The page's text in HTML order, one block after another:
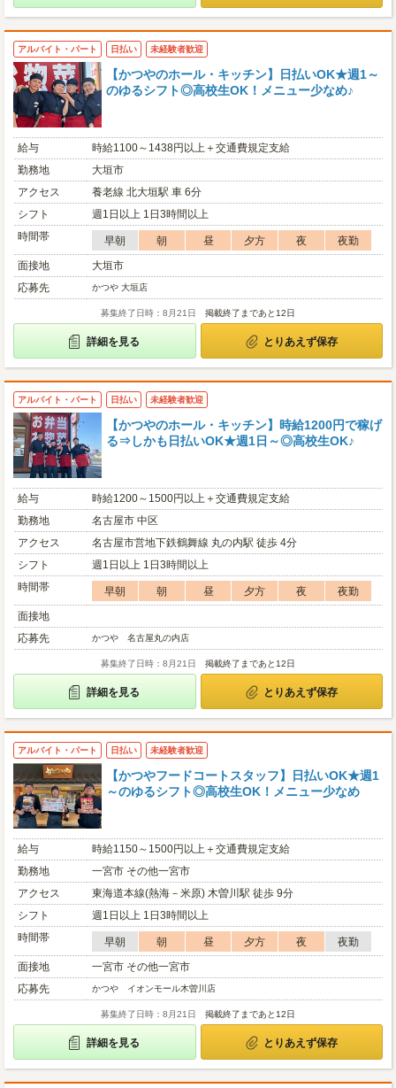
アルバイト・パート 日払い 未経験者歓迎
【かつやのホール・キッチン】日払いOK★週1～
のゆるシフト◎高校生OK！メニュー少なめ♪
給与
時給1100～1438円以上＋交通費規定支給
勤務地
大垣市
アクセス
養老線 北大垣駅 車 6分
シフト
週1日以上 1日3時間以上
時間帯
早朝 朝 昼 夕方 夜
夜勤
面接地
大垣市
応募先
かつや 大垣店
募集終了日時：8月21日 掲載終了まであと12日
詳細を見る とりあえず保存
アルバイト・パート 日払い 未経験者歓迎
【かつやのホール・キッチン】時給1200円で稼げ
る⇒しかも日払いOK★週1日～◎高校生OK♪
給与
時給1200～1500円以上＋交通費規定支給
勤務地
名古屋市 中区
アクセス
名古屋市営地下鉄鶴舞線 丸の内駅 徒歩 4分
シフト
週1日以上 1日3時間以上
時間帯
早朝 朝 昼 夕方 夜
夜勤
面接地
応募先
かつや 名古屋丸の内店
募集終了日時：8月21日 掲載終了まであと12日
詳細を見る とりあえず保存
アルバイト・パート 日払い 未経験者歓迎
【かつやフードコートスタッフ】日払いOK★週1
～のゆるシフト◎高校生OK！メニュー少なめ
給与
時給1150～1500円以上＋交通費規定支給
勤務地
一宮市 その他一宮市
アクセス
東海道本線(熱海－米原) 木曽川駅 徒歩 9分
シフト
週1日以上 1日3時間以上
時間帯
早朝 朝 昼 夕方 夜
夜勤
面接地
一宮市 その他一宮市
応募先
かつや イオンモール木曽川店
募集終了日時：8月21日 掲載終了まであと12日
詳細を見る とりあえず保存